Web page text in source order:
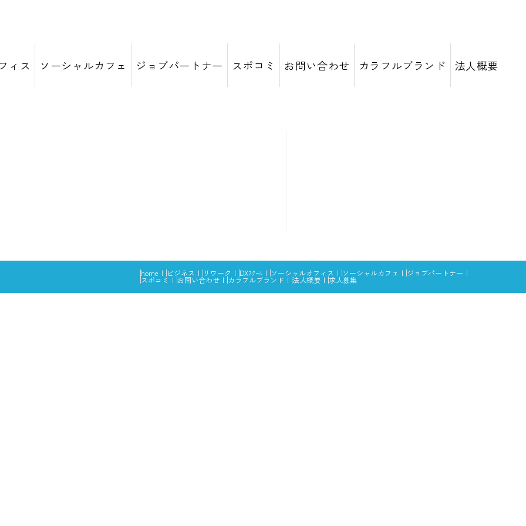
ィス ソーシャルカフェ ジョブパートナー スポコミ お問い合わせ カラフルブランド 法人概要
home ビジネス リワーク DXｽｸｰﾙ ソーシャルオフィス ソーシャルカフェ ジョブパートナー
スポコミ お問い合わせ カラフルブランド 法人概要 求人募集